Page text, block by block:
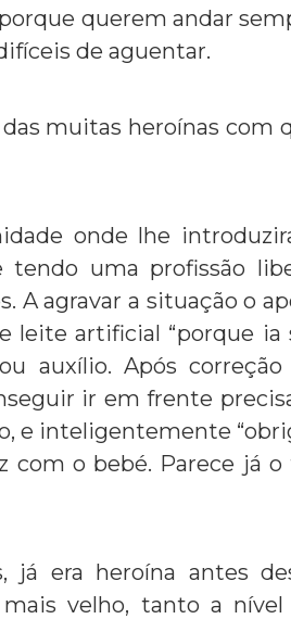
querem andar
de aguentar.
muitas heroínas com
onde lhe
uma profissão
A agravar a situação o
leite artificial “porque ia
auxílio. Após correção
ir em frente
e inteligentemente
com o bebé. Parece já o
já era heroína antes
velho, tanto a nível